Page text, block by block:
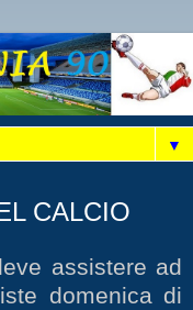
▼
CALCIO
assistere ad
domenica di